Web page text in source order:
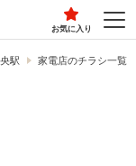
お気に入り
駅 家電店のチラシ一覧